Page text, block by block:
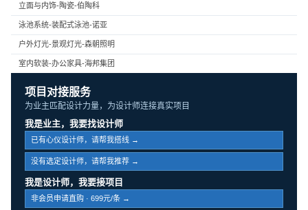
立面与内饰-陶瓷-伯陶科
泳池系统-装配式泳池-诺亚
户外灯光-景观灯光-森朝照明
室内软装-办公家具-海邦集团
项目对接服务
为业主匹配设计力量，为设计师连接真实项目
我是业主，我要找设计师
已有心仪设计师，请帮我搭线 →
没有选定设计师，请帮我推荐 →
我是设计师，我要接项目
非会员申请直购 · 699元/条 →